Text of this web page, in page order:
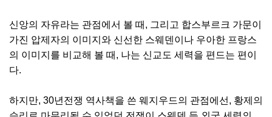
신앙의 자유라는 관점에서 볼 때, 그리고 합스부르크 가문이
가진 압제자의 이미지와 신선한 스웨덴이나 우아한 프랑스
의 이미지를 비교해 볼 때, 나는 신교도 세력을 편드는 편이
다.
하지만, 30년전쟁 역사책을 쓴 웨지우드의 관점에선, 황제의